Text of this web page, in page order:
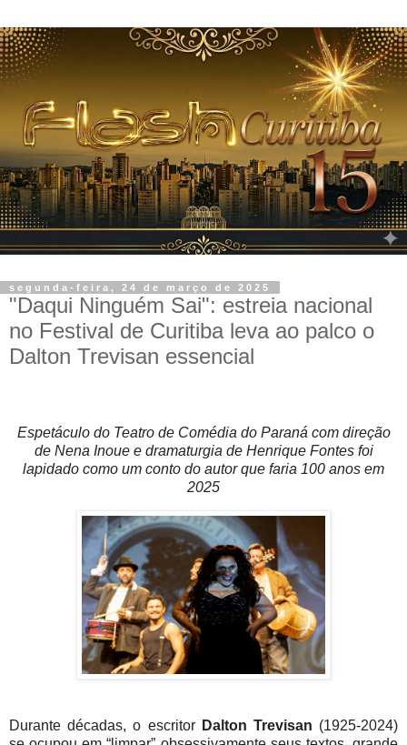
segunda-feira, 24 de março de 2025
"Daqui Ninguém Sai": estreia nacional
no Festival de Curitiba leva ao palco o
Dalton Trevisan essencial
Espetáculo do Teatro de Comédia do Paraná com direção
de Nena Inoue e dramaturgia de Henrique Fontes foi
lapidado como um conto do autor que faria 100 anos em
2025
Durante décadas, o escritor Dalton Trevisan (1925-2024)